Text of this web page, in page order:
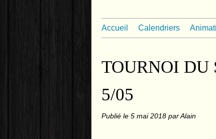
Accueil Calendriers
TOURNOI
5/05
Publié le 5 mai 2018 par Alain